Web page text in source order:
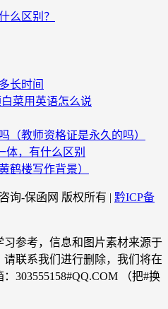
么区别？
长时间
菜用英语怎么说
（教师资格证是永久的吗）
体，有什么区别
鹤楼写作背景）
询-保函网 版权所有 | 黔ICP备
参考，信息和图片素材来源于
联系我们进行删除，我们将在
303555158#QQ.COM （把#换